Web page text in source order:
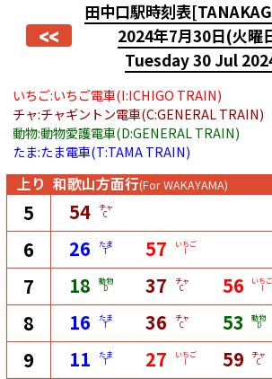
<<
田中口駅時刻表
2024年7月30日(火曜
Tuesday 30 Jul
いちご:いちご電車(I:ICHIGO TRAIN)
チャ:チャギントン電車(C:GENERAL TRAIN)
動物:動物愛護電車(D:GENERAL TRAIN)
たま:たま電車(T:TAMA TRAIN)
上り 和歌山方面行(For WAKAYAMA)
5 54 チャ
C
6 26 たま
T 57 いちご
I
7 18 動物
D 37 チャ
C 56 いちご
I
8 16 たま
T 36 チャ
C 53 動物
D
9 11 たま
T 27 いちご
I 59 チャ
C